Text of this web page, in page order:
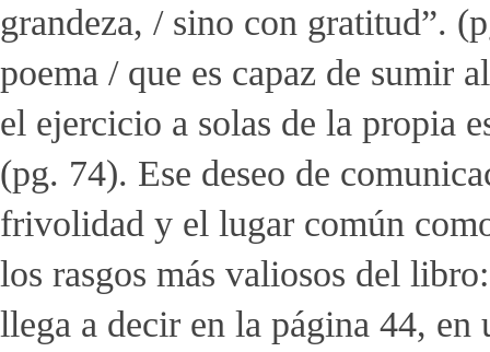
grandeza, / sino con gratitud”.
poema / que es capaz de sumir
el ejercicio a solas de la propia
(pg. 74). Ese deseo de
frivolidad y el lugar común
los rasgos más valiosos del
llega a decir en la página 44, en